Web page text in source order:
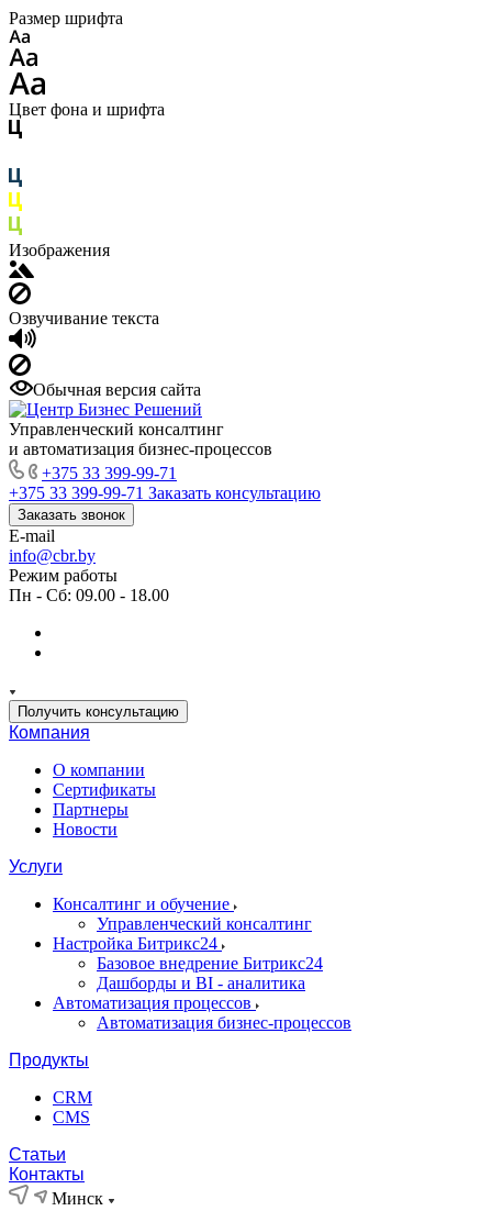
Размер шрифта
Цвет фона и шрифта
Изображения
Озвучивание текста
Обычная версия сайта
Управленческий консалтинг
и автоматизация бизнес-процессов
+375 33 399-99-71
+375 33 399-99-71 Заказать консультацию
Заказать звонок
E-mail
info@cbr.by
Режим работы
Пн - Сб: 09.00 - 18.00
Получить консультацию
Компания
О компании
Сертификаты
Партнеры
Новости
Услуги
Консалтинг и обучение
Управленческий консалтинг
Настройка Битрикс24
Базовое внедрение Битрикс24
Дашборды и BI - аналитика
Автоматизация процессов
Автоматизация бизнес-процессов
Продукты
CRM
CMS
Статьи
Контакты
Минск